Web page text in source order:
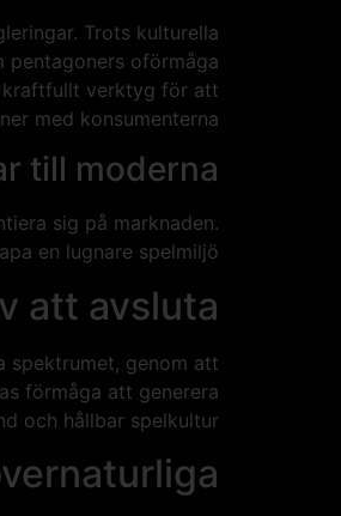
Trots kulturella
pentagoners oförmåga
kraftfullt verktyg för att
med konsumenterna.
till moderna
sig på marknaden.
en lugnare spelmiljö.
att avsluta
spektrumet, genom att
förmåga att generera
och hållbar spelkultur.